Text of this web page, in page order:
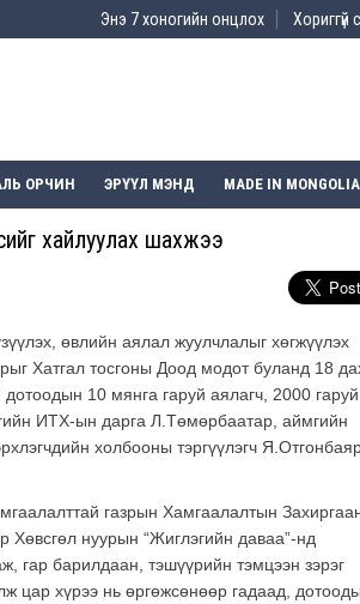
Энэ 7 хоногийн онцлох Хориггүй
ОРЧИН ЭРҮҮЛ МЭНД MADE IN MONGOLIA
хайлуулах шахжээ
өвлийн аялал жуулчлалыг хөгжүүлэх
Хатгал тосгоны Доод модот буланд 18
10 мянга гаруй аялагч, 2000 гаруй
ИТХ-ын дарга Л.Төмөрбаатар, аймгийн
холбооны тэргүүлэгч
газрын Хамгаалалтын
Хөвсгөл нуурын “Жиглэгийн даваа”-нд
гар барилдаан, тэшүүрийн тэмцээн зэрэг
цар хүрээ нь өргөжсөнөөр гадаад,